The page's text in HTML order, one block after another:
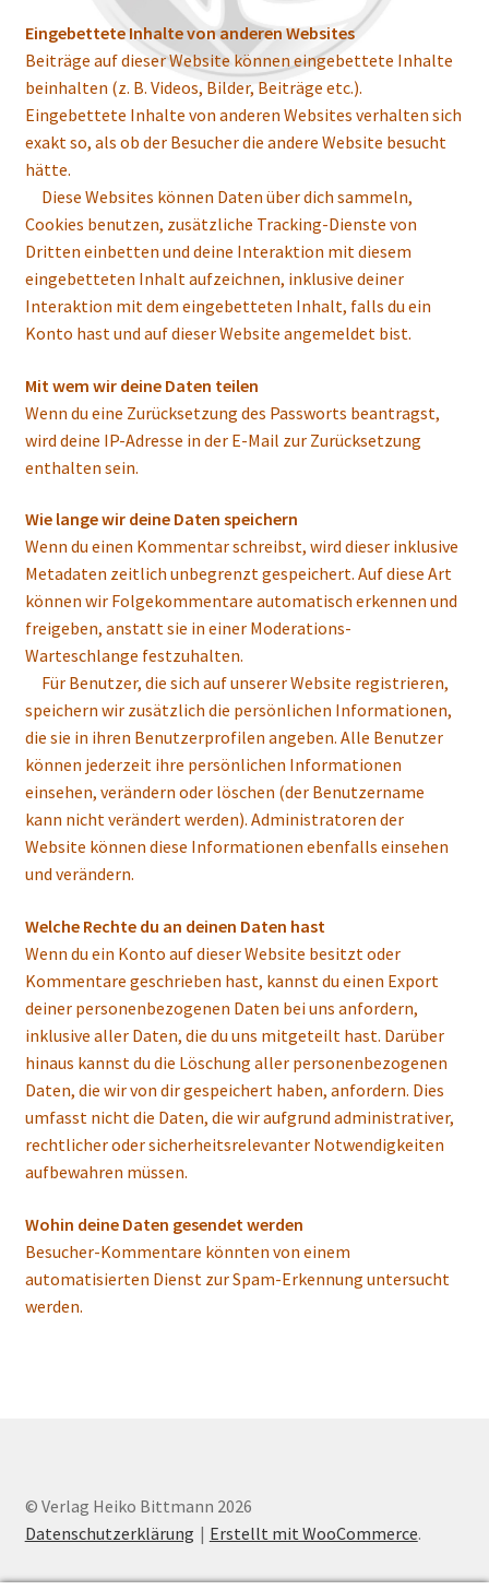
Eingebettete Inhalte von anderen Websites
Beiträge auf dieser Website können eingebettete Inhalte
beinhalten (z. B. Videos, Bilder, Beiträge etc.).
Eingebettete Inhalte von anderen Websites verhalten sich
exakt so, als ob der Besucher die andere Website besucht
hätte.
Diese Websites können Daten über dich sammeln,
Cookies benutzen, zusätzliche Tracking-Dienste von
Dritten einbetten und deine Interaktion mit diesem
eingebetteten Inhalt aufzeichnen, inklusive deiner
Interaktion mit dem eingebetteten Inhalt, falls du ein
Konto hast und auf dieser Website angemeldet bist.
Mit wem wir deine Daten teilen
Wenn du eine Zurücksetzung des Passworts beantragst,
wird deine IP-Adresse in der E-Mail zur Zurücksetzung
enthalten sein.
Wie lange wir deine Daten speichern
Wenn du einen Kommentar schreibst, wird dieser inklusive
Metadaten zeitlich unbegrenzt gespeichert. Auf diese Art
können wir Folgekommentare automatisch erkennen und
freigeben, anstatt sie in einer Moderations-
Warteschlange festzuhalten.
Für Benutzer, die sich auf unserer Website registrieren,
speichern wir zusätzlich die persönlichen Informationen,
die sie in ihren Benutzerprofilen angeben. Alle Benutzer
können jederzeit ihre persönlichen Informationen
einsehen, verändern oder löschen (der Benutzername
kann nicht verändert werden). Administratoren der
Website können diese Informationen ebenfalls einsehen
und verändern.
Welche Rechte du an deinen Daten hast
Wenn du ein Konto auf dieser Website besitzt oder
Kommentare geschrieben hast, kannst du einen Export
deiner personenbezogenen Daten bei uns anfordern,
inklusive aller Daten, die du uns mitgeteilt hast. Darüber
hinaus kannst du die Löschung aller personenbezogenen
Daten, die wir von dir gespeichert haben, anfordern. Dies
umfasst nicht die Daten, die wir aufgrund administrativer,
rechtlicher oder sicherheitsrelevanter Notwendigkeiten
aufbewahren müssen.
Wohin deine Daten gesendet werden
Besucher-Kommentare könnten von einem
automatisierten Dienst zur Spam-Erkennung untersucht
werden.
© Verlag Heiko Bittmann 2026
Datenschutzerklärung
Erstellt mit WooCommerce.